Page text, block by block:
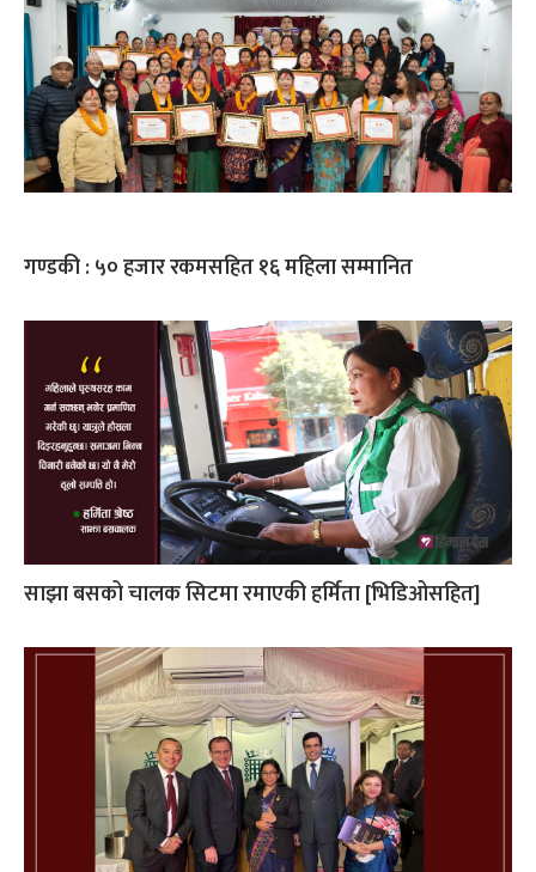
गण्डकी : ५० हजार रकमसहित १६ महिला सम्मानित
साझा बसको चालक सिटमा रमाएकी हर्मिता [भिडिओसहित]